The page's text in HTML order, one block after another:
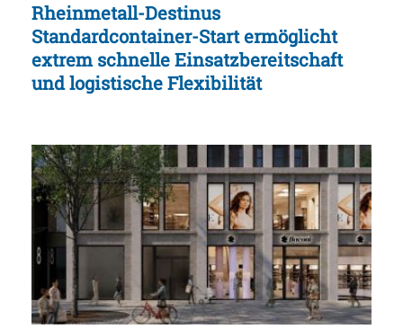
Rheinmetall-Destinus
Standardcontainer-Start ermöglicht
extrem schnelle Einsatzbereitschaft
und logistische Flexibilität